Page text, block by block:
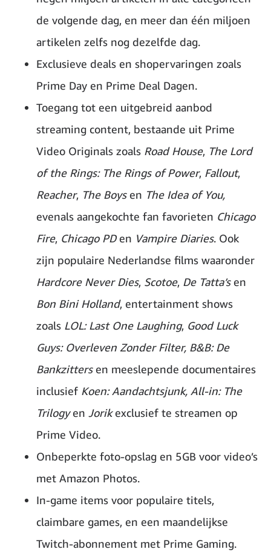
de volgende dag, en meer dan één miljoen
artikelen zelfs nog dezelfde dag.
Exclusieve deals en shopervaringen zoals
Prime Day en Prime Deal Dagen.
Toegang tot een uitgebreid aanbod
streaming content, bestaande uit Prime
Video Originals zoals Road House, The Lord
of the Rings: The Rings of Power, Fallout,
Reacher, The Boysen The Idea of You,
evenals aangekochte fan favorieten Chicago
Fire, Chicago PDen Vampire Diaries. Ook
zijn populaire Nederlandse films waaronder
Hardcore Never Dies, Scotoe, De Tatta’sen
Bon Bini Holland, entertainment shows
zoals LOL: Last One Laughing, Good Luck
Guys: Overleven Zonder Filter, B&B: De
Bankzittersen meeslepende documentaires
inclusief Koen: Aandachtsjunk, All-in: The
Trilogyen Jorikexclusief te streamen op
Prime Video.
Onbeperkte foto-opslag en 5GB voor video’s
met Amazon Photos.
In-game items voor populaire titels,
claimbare games, en een maandelijkse
Twitch-abonnement met Prime Gaming.